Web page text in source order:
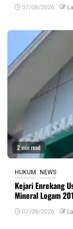
07/08/2026
2 min read
HUKUM NEWS
Kejari Enrekang
Mineral Logam
07/08/2026